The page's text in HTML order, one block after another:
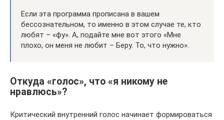
Если эта программа прописана в вашем
бессознательном, то именно в этом случае те, кто
любят – «фу». А, подайте мне вот этого «Мне
плохо, он меня не любит – Беру. То, что нужно».
Откуда «голос», что «я никому не
нравлюсь»?
Критический внутренний голос начинает формироваться